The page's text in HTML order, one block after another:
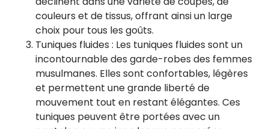
couleurs et de tissus, offrant ainsi un large
choix pour tous les goûts.
Tuniques fluides : Les tuniques fluides sont un
incontournable des garde-robes des femmes
musulmanes. Elles sont confortables, légères
et permettent une grande liberté de
mouvement tout en restant élégantes. Ces
tuniques peuvent être portées avec un